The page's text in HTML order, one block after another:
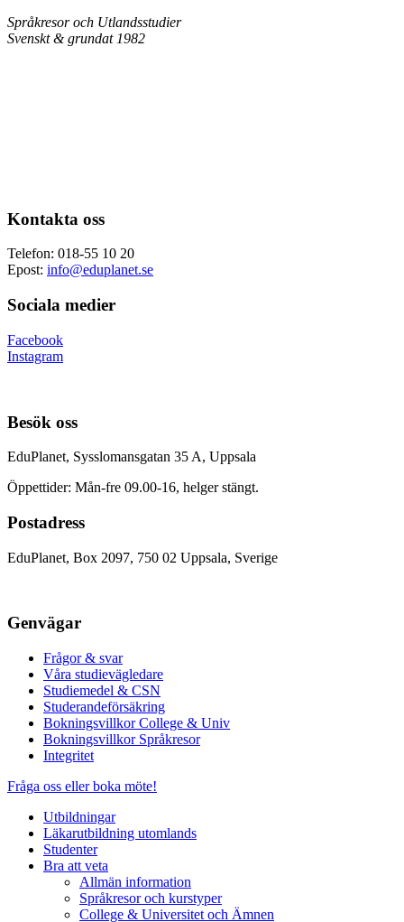
Språkresor och Utlandsstudier
Svenskt & grundat 1982
Kontakta oss
Telefon: 018-55 10 20
Epost: info@eduplanet.se
Sociala medier
Facebook
Instagram
Besök oss
EduPlanet, Sysslomansgatan 35 A, Uppsala
Öppettider: Mån-fre 09.00-16, helger stängt.
Postadress
EduPlanet, Box 2097, 750 02 Uppsala, Sverige
Genvägar
Frågor & svar
Våra studievägledare
Studiemedel & CSN
Studerandeförsäkring
Bokningsvillkor College & Univ
Bokningsvillkor Språkresor
Integritet
Fråga oss eller boka möte!
Utbildningar
Läkarutbildning utomlands
Studenter
Bra att veta
Allmän information
Språkresor och kurstyper
College & Universitet och Ämnen